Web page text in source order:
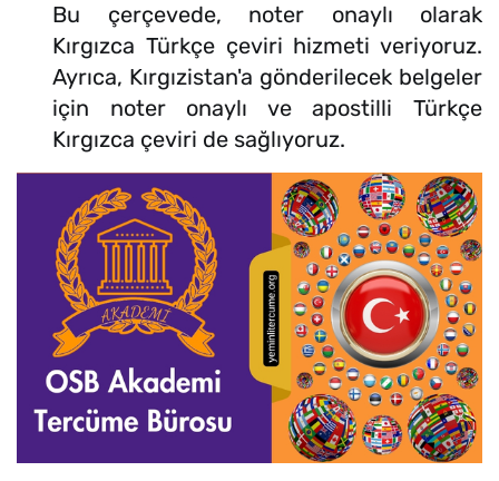
Bu çerçevede, noter onaylı olarak
Kırgızca Türkçe çeviri hizmeti veriyoruz.
Ayrıca, Kırgızistan'a gönderilecek belgeler
için noter onaylı ve apostilli Türkçe
Kırgızca çeviri de sağlıyoruz.